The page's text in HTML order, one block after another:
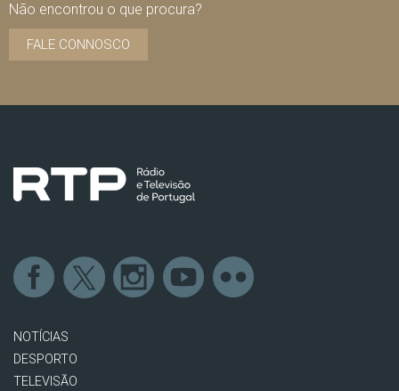
Não encontrou o que procura?
FALE CONNOSCO
NOTÍCIAS
DESPORTO
TELEVISÃO